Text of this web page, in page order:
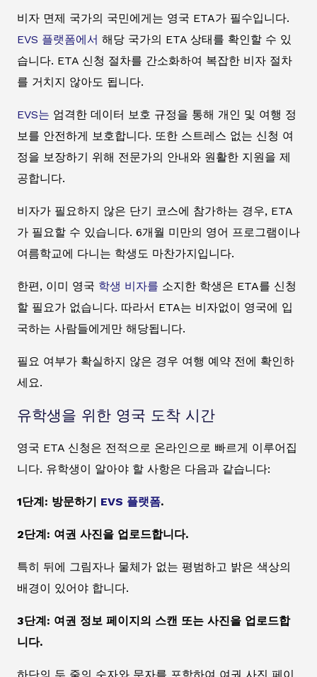
비자 면제 국가의 국민에게는 영국 ETA가 필수입니다.
EVS 플랫폼에서 해당 국가의 ETA 상태를 확인할 수 있
습니다. ETA 신청 절차를 간소화하여 복잡한 비자 절차
를 거치지 않아도 됩니다.
EVS는 엄격한 데이터 보호 규정을 통해 개인 및 여행 정
보를 안전하게 보호합니다. 또한 스트레스 없는 신청 여
정을 보장하기 위해 전문가의 안내와 원활한 지원을 제
공합니다.
비자가 필요하지 않은 단기 코스에 참가하는 경우, ETA
가 필요할 수 있습니다. 6개월 미만의 영어 프로그램이나
여름학교에 다니는 학생도 마찬가지입니다.
한편, 이미 영국 학생 비자를 소지한 학생은 ETA를 신청
할 필요가 없습니다. 따라서 ETA는 비자없이 영국에 입
국하는 사람들에게만 해당됩니다.
필요 여부가 확실하지 않은 경우 여행 예약 전에 확인하
세요.
유학생을 위한 영국 도착 시간
영국 ETA 신청은 전적으로 온라인으로 빠르게 이루어집
니다. 유학생이 알아야 할 사항은 다음과 같습니다:
1단계: 방문하기 EVS 플랫폼.
2단계: 여권 사진을 업로드합니다.
특히 뒤에 그림자나 물체가 없는 평범하고 밝은 색상의
배경이 있어야 합니다.
3단계: 여권 정보 페이지의 스캔 또는 사진을 업로드합
니다.
하단의 두 줄의 숫자와 문자를 포함하여 여권 사진 페이